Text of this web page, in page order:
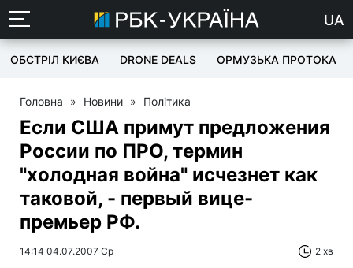
UA
ОБСТРІЛ КИЄВА DRONE DEALS ОРМУЗЬКА ПРОТОКА
Головна » Новини » Політика
Если США примут предложения
России по ПРО, термин
"холодная война" исчезнет как
таковой, - первый вице-
премьер РФ.
14:14 04.07.2007 Ср 2 хв